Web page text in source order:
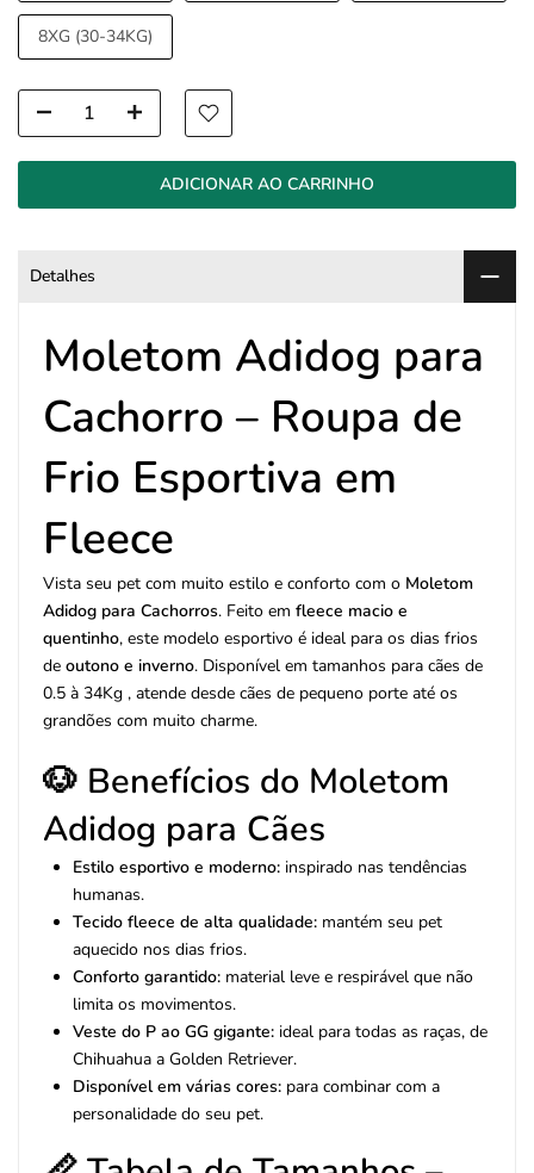
8XG (30-34KG)
ADICIONAR AO CARRINHO
Detalhes
Moletom Adidog para
Cachorro – Roupa de
Frio Esportiva em
Fleece
Vista seu pet com muito estilo e conforto com o Moletom
Adidog para Cachorros. Feito em fleece macio e
quentinho, este modelo esportivo é ideal para os dias frios
de outono e inverno. Disponível em tamanhos para cães de
0.5 à 34Kg , atende desde cães de pequeno porte até os
grandões com muito charme.
🐶 Benefícios do Moletom
Adidog para Cães
Estilo esportivo e moderno: inspirado nas tendências
humanas.
Tecido fleece de alta qualidade: mantém seu pet
aquecido nos dias frios.
Conforto garantido: material leve e respirável que não
limita os movimentos.
Veste do P ao GG gigante: ideal para todas as raças, de
Chihuahua a Golden Retriever.
Disponível em várias cores: para combinar com a
personalidade do seu pet.